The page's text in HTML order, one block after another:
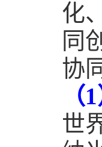
化
同
协
（1
世